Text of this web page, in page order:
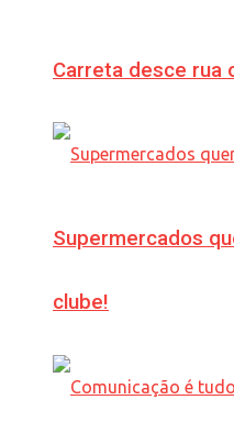
Carreta desce rua
Supermercados
clube!